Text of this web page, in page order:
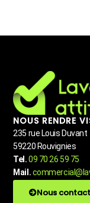
NOUS RENDRE
235 rue Louis Duvant
59220 Rouvignies
Tel.09 70 26 59 75
Mail.
Nous